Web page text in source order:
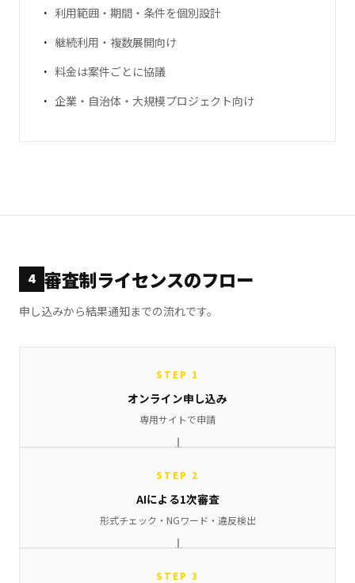
利用範囲・期間・条件を個別設計
継続利用・複数展開向け
料金は案件ごとに協議
企業・自治体・大規模プロジェクト向け
4 審査制ライセンスのフロー
申し込みから結果通知までの流れです。
STEP 1
オンライン申し込み
専用サイトで申請
STEP 2
AIによる1次審査
形式チェック・NGワード・違反検出
STEP 3